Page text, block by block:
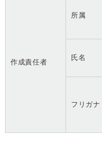
作成責任者
所属
氏名
フリガナ